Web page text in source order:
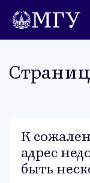
К
адрес
быть